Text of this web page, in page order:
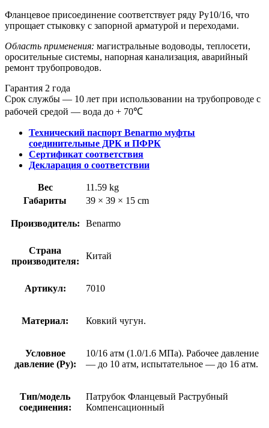
Фланцевое присоединение соответствует ряду Ру10/16, что
упрощает стыковку с запорной арматурой и переходами.
Область применения: магистральные водоводы, теплосети,
оросительные системы, напорная канализация, аварийный
ремонт трубопроводов.
Гарантия 2 года
Срок службы — 10 лет при использовании на трубопроводе с
рабочей средой — вода до + 70℃
Технический паспорт Benarmo муфты
соединительные ДРК и ПФРК
Сертификат соответствия
Декларация о соответствии
Вес
11.59 kg
Габариты
39 × 39 × 15 cm
Производитель: Benarmo
Страна
производителя:
Китай
Артикул: 7010
Материал: Ковкий чугун.
Условное
давление (Ру):
10/16 атм (1.0/1.6 МПа). Рабочее давление
— до 10 атм, испытательное — до 16 атм.
Тип/модель
соединения:
Патрубок Фланцевый Раструбный
Компенсационный